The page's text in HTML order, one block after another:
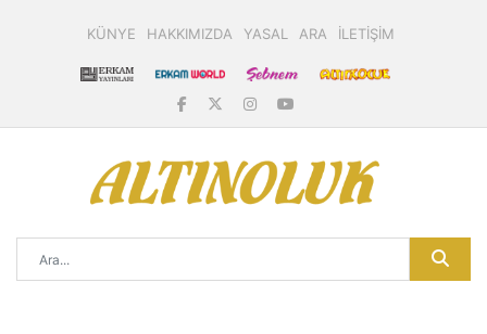
KÜNYE HAKKIMIZDA YASAL ARA İLETİŞİM